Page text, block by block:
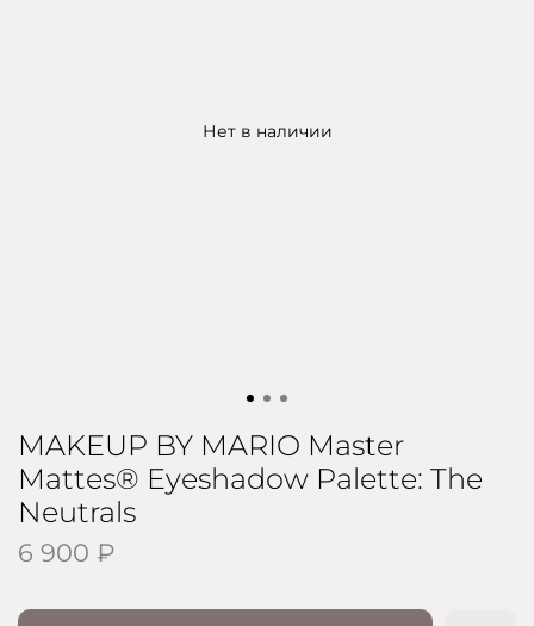
Нет в наличии
MAKEUP BY MARIO Master
Mattes® Eyeshadow Palette: The
Neutrals
6 900 ₽